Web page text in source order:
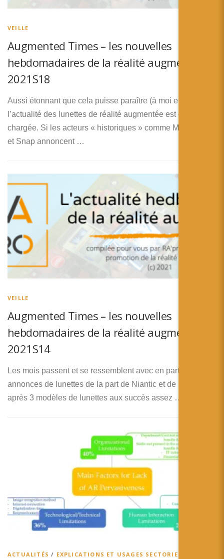
Español
VEILLE
Augmented Times – les nouvelles
hebdomadaires de la réalité augmentée –
2021S18
Aussi étonnant que cela puisse paraître (à moi en tout cas)
l’actualité des lunettes de réalité augmentée est encore
chargée. Si les acteurs « historiques » comme Magic Leap
et Snap annoncent …
VEILLE
Augmented Times – les nouvelles
hebdomadaires de la réalité augmentée –
2021S14
Les mois passent et se ressemblent avec en particulier des
annonces de lunettes de la part de Niantic et de Snap, qui
après 3 modèles de lunettes aux succès assez …
ACTUALITÉS / EXPLICATIONS ET USAGES SECTORIELS